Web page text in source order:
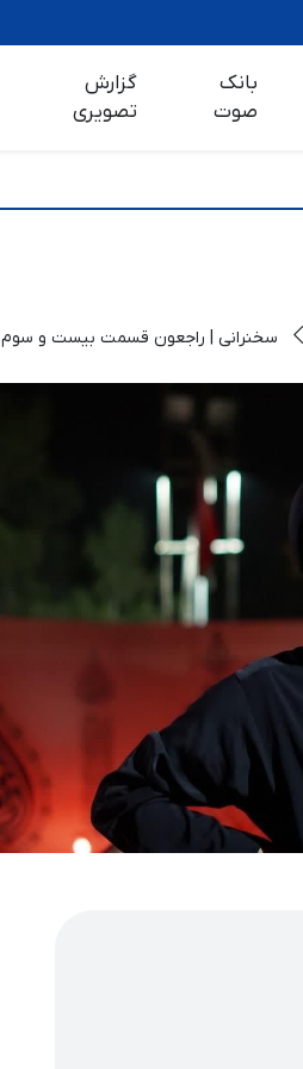
بانک
صوت
گزارش
تصویری
سخنرانی | راجعون قسمت بیست و سوم